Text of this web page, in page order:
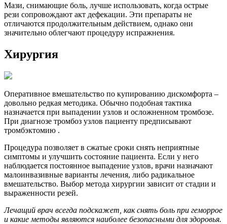
Мази, снимающие боль, лучше использовать, когда острые
рези сопровождают акт дефекации. Эти препараты не
отличаются продолжительным действием, однако они
значительно облегчают процедуру испражнения.
Хирургия
Оперативное вмешательство по купированию дискомфорта –
довольно редкая методика. Обычно подобная тактика
назначается при выпадении узлов и осложненном тромбозе.
При диагнозе тромбоз узлов пациенту предписывают
тромбэктомию .
Процедура позволяет в сжатые сроки снять неприятные
симптомы и улучшить состояние пациента. Если у него
наблюдается постоянное выпадение узлов, врачи назначают
малоинвазивные варианты лечения, либо радикальное
вмешательство. Выбор метода хирургии зависит от стадии и
выраженности резей.
Лечащий врач всегда подскажет, как снять боль при геморрое
и какие методы являются наиболее безопасными для здоровья.